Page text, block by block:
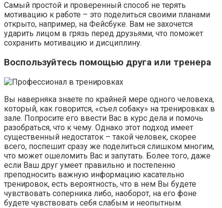
Самый простой и проверенный способ не терять
мотивацию к работе – это поделиться своими планами
открыто, например, на Фейсбуке. Вам не захочется
ударить лицом в грязь перед друзьями, что поможет
сохранить мотивацию и дисциплину.
Воспользуйтесь помощью друга или тренера
Вы наверняка знаете по крайней мере одного человека,
который, как говорится, «съел собаку» на тренировках в
зале. Попросите его ввести Вас в курс дела и помочь
разобраться, что к чему. Однако этот подход имеет
существенный недостаток – такой человек, скорее
всего, поспешит сразу же поделиться слишком многим,
что может ошеломить Вас и запутать. Более того, даже
если Ваш друг умеет правильно и постепенно
преподносить важную информацию касательно
тренировок, есть вероятность, что в нем Вы будете
чувствовать соперника либо, наоборот, на его фоне
будете чувствовать себя слабым и неопытным.